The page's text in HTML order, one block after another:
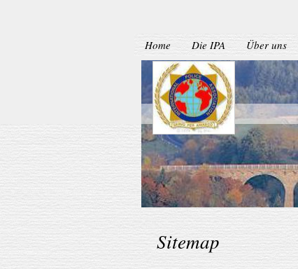
Home Die IPA Über uns
Sitemap